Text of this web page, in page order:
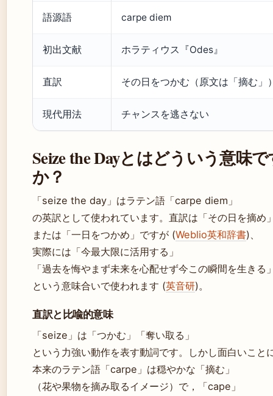
語源語 carpe diem
初出文献 ホラティウス『Odes』
直訳 その日をつかむ（原文は「摘む」
現代用法 チャンスを逃さない
Seize the Dayとはどういう意味
か？
「seize the day」はラテン語「carpe diem」
の英訳として使われています。直訳は「その日を摘め
または「一日をつかめ」ですが (Weblio英和辞書)、
実際には「今最大限に活用する」
「過去を悔やまず未来を心配せず今この瞬間を生きる
という意味合いで使われます (英音研)。
直訳と比喩的意味
「seize」は「つかむ」「奪い取る」
という力強い動作を表す動詞です。しかし面白いこと
本来のラテン語「carpe」は穏やかな「摘む」
（花や果物を摘み取るイメージ）で，「cape」